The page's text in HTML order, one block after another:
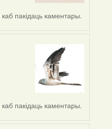
каб пакідаць каментары.
каб пакідаць каментары.